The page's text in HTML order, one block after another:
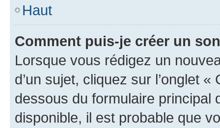
Haut
Comment puis-je créer un
Lorsque vous rédigez un
d’un sujet, cliquez sur l’onglet
dessous du formulaire principal
disponible, il est probable que